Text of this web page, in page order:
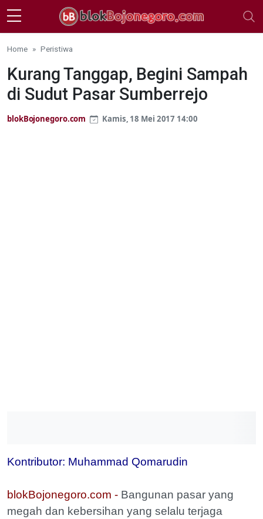
Skip to main content
Home Peristiwa
Kurang Tanggap, Begini Sampah
di Sudut Pasar Sumberrejo
blokBojonegoro.com Kamis, 18 Mei 2017 14:00
Kontributor: Muhammad Qomarudin
blokBojonegoro.com - Bangunan pasar yang
megah dan kebersihan yang selalu terjaga